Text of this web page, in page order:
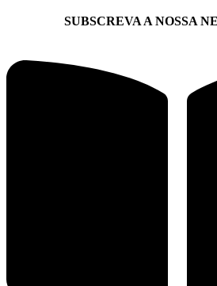
SUBSCREVA A NOSSA